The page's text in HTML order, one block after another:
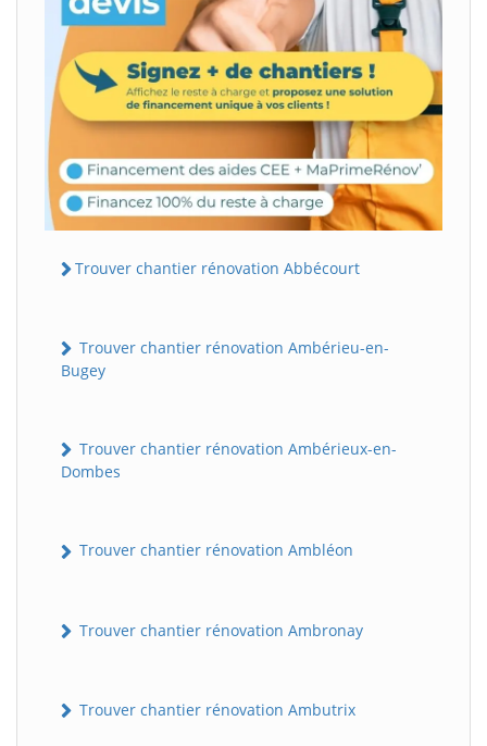
Trouver chantier rénovation Abbécourt
Trouver chantier rénovation Ambérieu-en-
Bugey
Trouver chantier rénovation Ambérieux-en-
Dombes
Trouver chantier rénovation Ambléon
Trouver chantier rénovation Ambronay
Trouver chantier rénovation Ambutrix